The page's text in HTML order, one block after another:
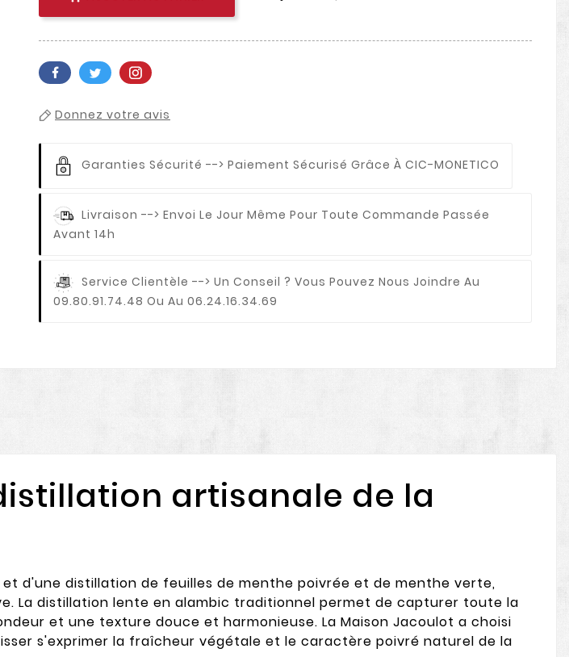
Donnez votre avis
Garanties Sécurité --> Paiement Sécurisé Grâce À CIC-MONETICO
Livraison --> Envoi Le Jour Même Pour Toute Commande Passée
Avant 14h
Service Clientèle --> Un Conseil ? Vous Pouvez Nous Joindre Au
09.80.91.74.48 Ou Au 06.24.16.34.69
artisanale de la
d'une distillation de feuilles de menthe poivrée et de menthe verte,
La distillation lente en alambic traditionnel permet de capturer toute la
et une texture douce et harmonieuse. La Maison Jacoulot a choisi
s'exprimer la fraîcheur végétale et le caractère poivré naturel de la